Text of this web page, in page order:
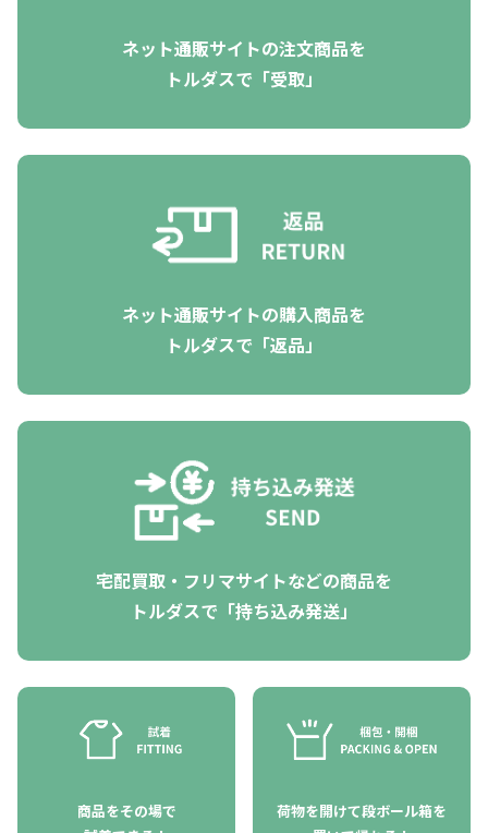
ネット通販サイトの注文商品を
トルダスで「受取」
ネット通販サイトの購入商品を
トルダスで「返品」
宅配買取・フリマサイトなどの商品を
トルダスで「持ち込み発送」
商品をその場で
荷物を開けて段ボール箱を